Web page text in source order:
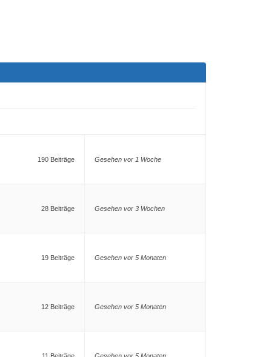
190 Beiträge Gesehen vor 1 Woche
28 Beiträge Gesehen vor 3 Wochen
19 Beiträge Gesehen vor 5 Monaten
12 Beiträge Gesehen vor 5 Monaten